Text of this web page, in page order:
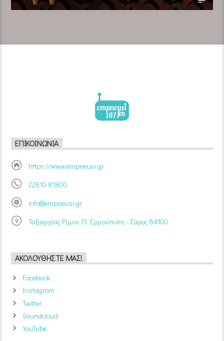
ΕΠΙΚΟΙΝΩΝΊΑ
https://www.empneusi.gr
22810 81800
info@empneusi.gr
Ταξιαρχίας Ρίμινι 13, Ερμούπολη - Σύρος 84100
ΑΚΟΛΟΥΘΉΣΤΕ ΜΑΣ!
Facebook
Instagram
Twitter
Soundcloud
YouTube